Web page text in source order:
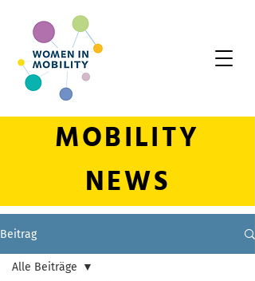
MOBILITY
NEWS
Beitrag
Alle Beiträge